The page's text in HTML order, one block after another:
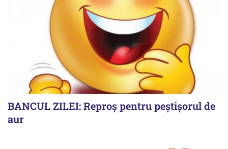
BANCUL ZILEI: Reproș pentru peștișorul de
aur